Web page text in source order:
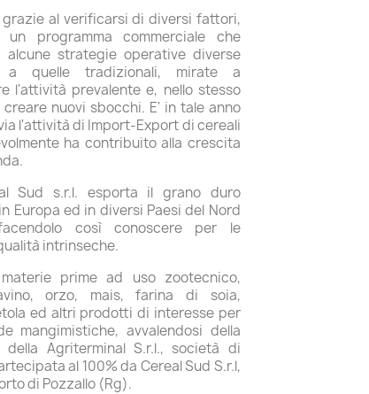
grazie al verificarsi di diversi fattori,
programma commerciale che
alcune strategie operative diverse
a quelle tradizionali, mirate a
l'attività prevalente e, nello stesso
nuovi sbocchi. E' in tale anno
l'attività di Import-Export di cereali
ha contribuito alla crescita
Sud s.r.l. esporta il grano duro
Europa ed in diversi Paesi del Nord
così conoscere per le
intrinseche.
prime ad uso zootecnico,
orzo, mais, farina di soia,
ed altri prodotti di interesse per
mangimistiche, avvalendosi della
della Agriterminal S.r.l., società di
al 100% da Cereal Sud S.r.l,
di Pozzallo (Rg).